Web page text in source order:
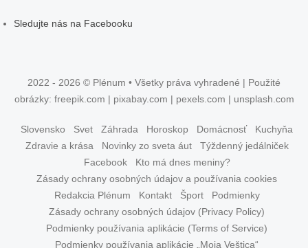
Sledujte nás na Facebooku
2022 - 2026 © Plénum • Všetky práva vyhradené | Použité
obrázky: freepik.com | pixabay.com | pexels.com | unsplash.com
Slovensko Svet Záhrada Horoskop Domácnosť
Kuchyňa
Zdravie a krása
Novinky zo sveta áut
Týždenný jedálniček
Facebook
Kto má dnes meniny?
Zásady ochrany osobných údajov a používania cookies
Redakcia Plénum
Kontakt Šport
Podmienky
Zásady ochrany osobných údajov (Privacy Policy)
Podmienky používania aplikácie (Terms of Service)
Podmienky používania aplikácie „Moja Veštica“